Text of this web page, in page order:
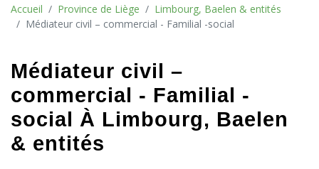
Accueil Province de Liège
Limbourg, Baelen & entités
Médiateur civil – commercial - Familial -social
Médiateur civil –
commercial - Familial -
social À Limbourg, Baelen
& entités